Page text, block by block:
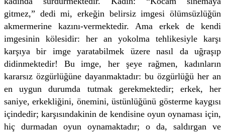
gitmez,” dedi mi, erkeğin belirsiz imgesi ölümsüzlüğün
akmermerine kazını-vermektedir. Ama erkek de kendi
imgesinin kölesidir: her an yokolma tehlikesiyle karşı
karşıya bir imge yaratabilmek üzere nasıl da uğraşıp
didinmektedir! Bu imge, her şeye rağmen, kadınların
kararsız özgürlüğüne dayanmaktadır: bu özgürlüğü her an
en uygun durumda tutmak gerekmektedir; erkek, her
saniye, erkekliğini, önemini, üstünlüğünü gösterme kaygısı
içindedir; karşısındakinin de kendisine oyun oynaması için,
hiç durmadan oyun oynamaktadır; o da, saldırgan ve